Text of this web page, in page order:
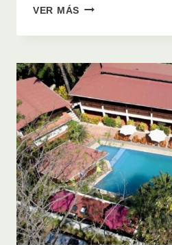
VER MÁS HOTEL
PLAYA